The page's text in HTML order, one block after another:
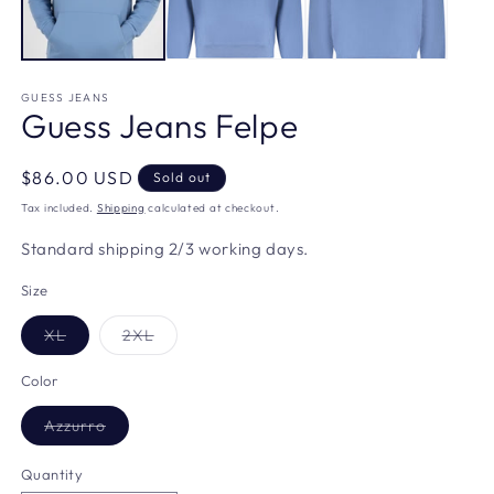
GUESS JEANS
Guess Jeans Felpe
Regular
price
$86.00 USD Sold out
Tax included. Shipping calculated at checkout.
Standard shipping 2/3 working days.
Size
XLVariant
sold
2XLVariant
sold
Color
AzzurroVariant
sold
Quantity